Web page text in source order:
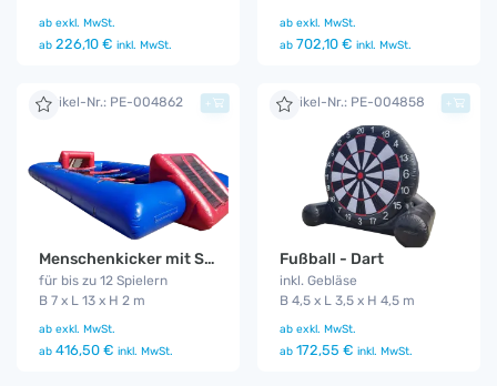
ab exkl. MwSt.
ab 226,10 € inkl. MwSt.
ab exkl. MwSt.
ab 702,10 € inkl. MwSt.
Artikel-Nr.: PE-004862
Menschenkicker mit Seilen
für bis zu 12 Spielern
B 7 x L 13 x H 2 m
ab exkl. MwSt.
ab 416,50 € inkl. MwSt.
+ Artikel-Nr.: PE-004858
Fußball - Dart
inkl. Gebläse
B 4,5 x L 3,5 x H 4,5 m
ab exkl. MwSt.
ab 172,55 € inkl. MwSt.
+